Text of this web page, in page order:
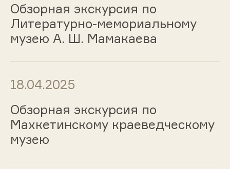
Обзорная экскурсия по
Литературно-мемориальному
музею А. Ш. Мамакаева
18.04.2025
Обзорная экскурсия по
Махкетинскому краеведческому
музею